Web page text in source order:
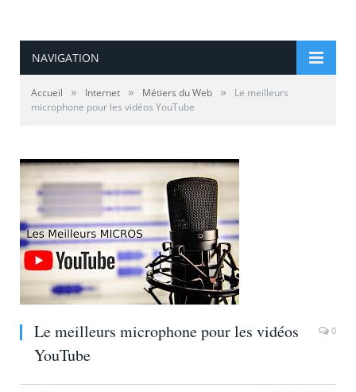
NAVIGATION
Accueil » Internet » Métiers du Web »
Le meilleurs
microphone pour les vidéos YouTube
Le meilleurs microphone pour les vidéos
YouTube
0